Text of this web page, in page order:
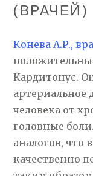
(ВРАЧЕЙ)
Конева А.Р.,
Кардитонус.
артериальное
человека от
головные
аналогов, что
качественно